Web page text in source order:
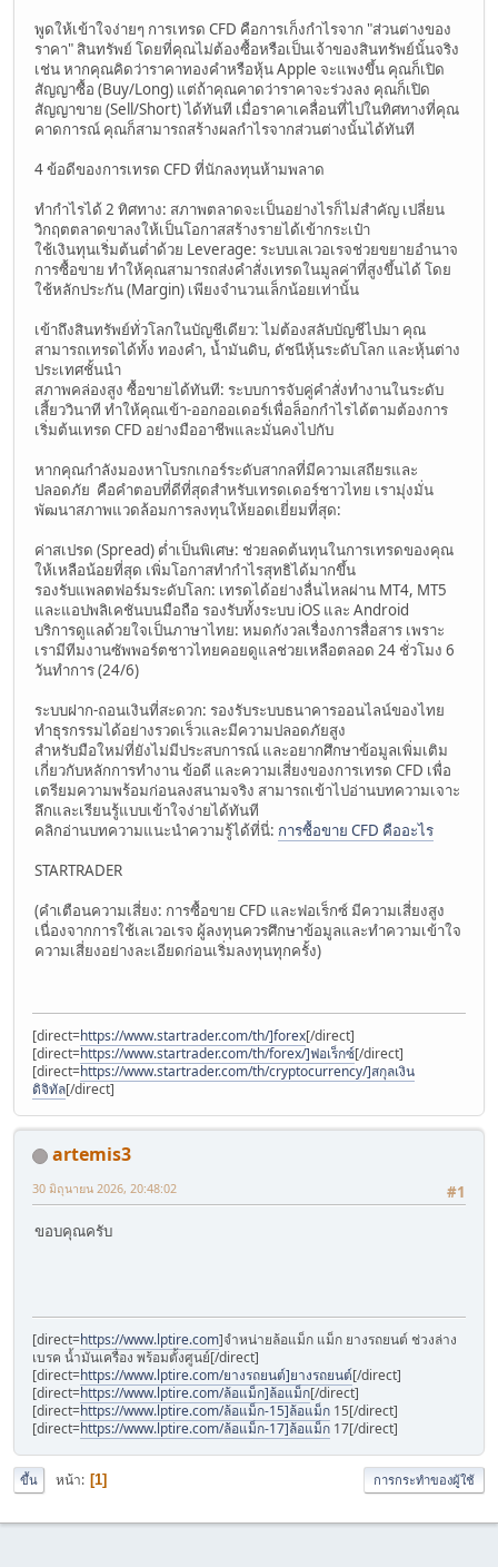
พูดให้เข้าใจง่ายๆ การเทรด CFD คือการเก็งกำไรจาก "ส่วนต่างของ
ราคา" สินทรัพย์ โดยที่คุณไม่ต้องซื้อหรือเป็นเจ้าของสินทรัพย์นั้นจริง
เช่น หากคุณคิดว่าราคาทองคำหรือหุ้น Apple จะแพงขึ้น คุณก็เปิด
สัญญาซื้อ (Buy/Long) แต่ถ้าคุณคาดว่าราคาจะร่วงลง คุณก็เปิด
สัญญาขาย (Sell/Short) ได้ทันที เมื่อราคาเคลื่อนที่ไปในทิศทางที่คุณ
คาดการณ์ คุณก็สามารถสร้างผลกำไรจากส่วนต่างนั้นได้ทันที
4 ข้อดีของการเทรด CFD ที่นักลงทุนห้ามพลาด
ทำกำไรได้ 2 ทิศทาง: สภาพตลาดจะเป็นอย่างไรก็ไม่สำคัญ เปลี่ยน
วิกฤตตลาดขาลงให้เป็นโอกาสสร้างรายได้เข้ากระเป๋า
ใช้เงินทุนเริ่มต้นต่ำด้วย Leverage: ระบบเลเวอเรจช่วยขยายอำนาจ
การซื้อขาย ทำให้คุณสามารถส่งคำสั่งเทรดในมูลค่าที่สูงขึ้นได้ โดย
ใช้หลักประกัน (Margin) เพียงจำนวนเล็กน้อยเท่านั้น
เข้าถึงสินทรัพย์ทั่วโลกในบัญชีเดียว: ไม่ต้องสลับบัญชีไปมา คุณ
สามารถเทรดได้ทั้ง ทองคำ, น้ำมันดิบ, ดัชนีหุ้นระดับโลก และหุ้นต่าง
ประเทศชั้นนำ
สภาพคล่องสูง ซื้อขายได้ทันที: ระบบการจับคู่คำสั่งทำงานในระดับ
เสี้ยววินาที ทำให้คุณเข้า-ออกออเดอร์เพื่อล็อกกำไรได้ตามต้องการ
เริ่มต้นเทรด CFD อย่างมืออาชีพและมั่นคงไปกับ
หากคุณกำลังมองหาโบรกเกอร์ระดับสากลที่มีความเสถียรและ
ปลอดภัย คือคำตอบที่ดีที่สุดสำหรับเทรดเดอร์ชาวไทย เรามุ่งมั่น
พัฒนาสภาพแวดล้อมการลงทุนให้ยอดเยี่ยมที่สุด:
ค่าสเปรด (Spread) ต่ำเป็นพิเศษ: ช่วยลดต้นทุนในการเทรดของคุณ
ให้เหลือน้อยที่สุด เพิ่มโอกาสทำกำไรสุทธิได้มากขึ้น
รองรับแพลตฟอร์มระดับโลก: เทรดได้อย่างลื่นไหลผ่าน MT4, MT5
และแอปพลิเคชันบนมือถือ รองรับทั้งระบบ iOS และ Android
บริการดูแลด้วยใจเป็นภาษาไทย: หมดกังวลเรื่องการสื่อสาร เพราะ
เรามีทีมงานซัพพอร์ตชาวไทยคอยดูแลช่วยเหลือตลอด 24 ชั่วโมง 6
วันทำการ (24/6)
ระบบฝาก-ถอนเงินที่สะดวก: รองรับระบบธนาคารออนไลน์ของไทย
ทำธุรกรรมได้อย่างรวดเร็วและมีความปลอดภัยสูง
สำหรับมือใหม่ที่ยังไม่มีประสบการณ์ และอยากศึกษาข้อมูลเพิ่มเติม
เกี่ยวกับหลักการทำงาน ข้อดี และความเสี่ยงของการเทรด CFD เพื่อ
เตรียมความพร้อมก่อนลงสนามจริง สามารถเข้าไปอ่านบทความเจาะ
ลึกและเรียนรู้แบบเข้าใจง่ายได้ทันที
คลิกอ่านบทความแนะนำความรู้ได้ที่นี่: การซื้อขาย CFD คืออะไร
STARTRADER
(คำเตือนความเสี่ยง: การซื้อขาย CFD และฟอเร็กซ์ มีความเสี่ยงสูง
เนื่องจากการใช้เลเวอเรจ ผู้ลงทุนควรศึกษาข้อมูลและทำความเข้าใจ
ความเสี่ยงอย่างละเอียดก่อนเริ่มลงทุนทุกครั้ง)
[direct=https://www.startrader.com/th/]forex[/direct]
[direct=https://www.startrader.com/th/forex/]ฟอเร็กซ์[/direct]
[direct=https://www.startrader.com/th/cryptocurrency/]สกุลเงิน
ดิจิทัล[/direct]
artemis3
#1
30 มิถุนายน 2026, 20:48:02
ขอบคุณครับ
[direct=https://www.lptire.com]จำหน่ายล้อแม็ก แม็ก ยางรถยนต์ ช่วงล่าง
เบรค น้ำมันเครื่อง พร้อมตั้งศูนย์[/direct]
[direct=https://www.lptire.com/ยางรถยนต์]ยางรถยนต์[/direct]
[direct=https://www.lptire.com/ล้อแม็ก]ล้อแม็ก[/direct]
[direct=https://www.lptire.com/ล้อแม็ก-15]ล้อแม็ก 15[/direct]
[direct=https://www.lptire.com/ล้อแม็ก-17]ล้อแม็ก 17[/direct]
ขึ้น หน้า 1 การกระทำของผู้ใช้